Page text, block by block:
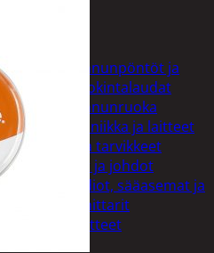
Linnunpöntöt ja
ruokintalaudat
Linnunruoka
Kodin elektroniikka ja laitteet
Imurit ja tarvikkeet
Kaapelit ja johdot
Kelloradiot, sääasemat ja
lämpömittarit
Oheislaitteet